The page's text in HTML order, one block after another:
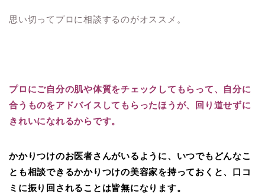
思い切ってプロに相談するのがオススメ。
プロにご自分の肌や体質をチェックしてもらって、自分に
合うものをアドバイスしてもらったほうが、回り道せずに
きれいになれるからです。
かかりつけのお医者さんがいるように、いつでもどんなこ
とも相談できるかかりつけの美容家を持っておくと、口コ
ミに振り回されることは皆無になります。